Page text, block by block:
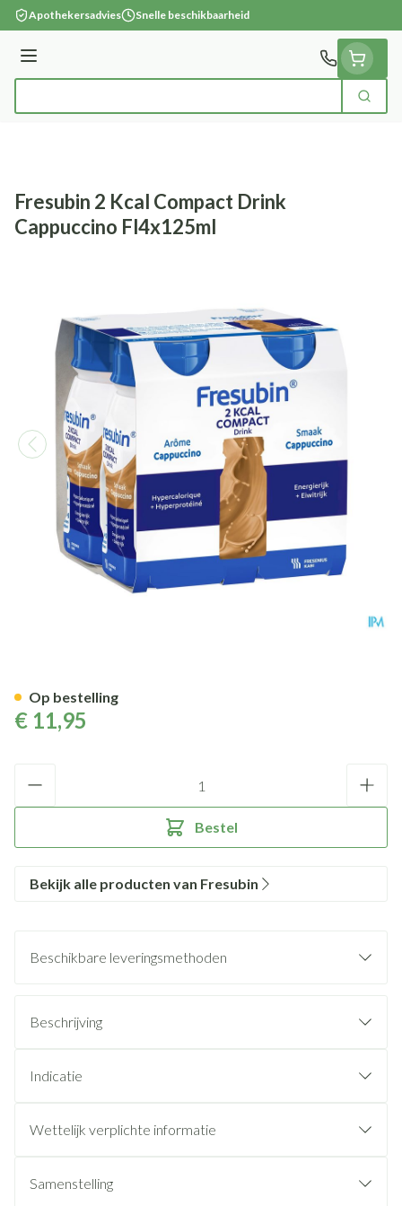
Ga naar de inhoud
Apothekersadvies Snelle beschikbaarheid
Menu
Zoek
Fresubin 2 Kcal Compact Drink
Cappuccino Fl4x125ml
€ 11,95
Bestel
Op bestelling
Bekijk alle producten van Fresubin
Beschikbare leveringsmethoden
Beschrijving
Indicatie
Wettelijk verplichte informatie
Samenstelling